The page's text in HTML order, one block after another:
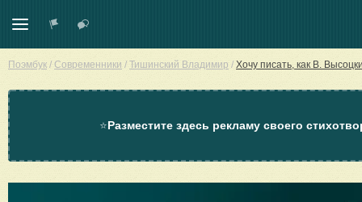
Поэмбук / Современники / Тишинский Владимир / Хочу писать, как В.
⭐Разместите здесь рекламу своего